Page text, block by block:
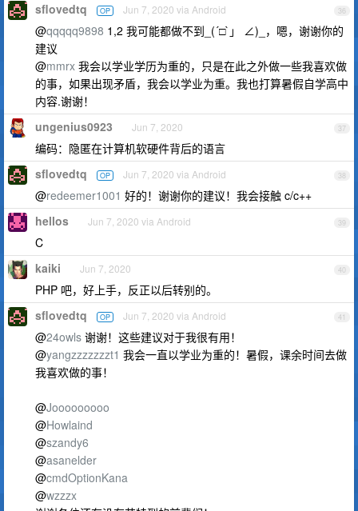
36
sflovedtq OP Jun 7, 2020 via Android
@qqqqq9898 1,2 我可能都做不到_(´□`」 ∠)_，嗯，谢谢你的
建议
@mmrx 我会以学业学历为重的，只是在此之外做一些我喜欢做
的事，如果出现矛盾，我会以学业为重。我也打算暑假自学高中
内容.谢谢！
37
ungenius0923 Jun 7, 2020
编码：隐匿在计算机软硬件背后的语言
38
sflovedtq OP Jun 7, 2020 via Android
@redeemer1001 好的！谢谢你的建议！我会接触 c/c++
39
hellos Jun 7, 2020 via Android
C
40
kaiki Jun 7, 2020
PHP 吧，好上手，反正以后转别的。
41
sflovedtq OP Jun 7, 2020 via Android
@24owls 谢谢！这些建议对于我很有用！
@yangzzzzzzzt1 我会一直以学业为重的！暑假，课余时间去做
我喜欢做的事！
@Jooooooooo
@Howlaind
@szandy6
@asanelder
@cmdOptionKana
@wzzzx